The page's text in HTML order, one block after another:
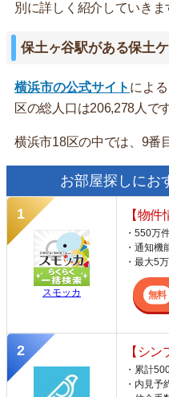
別に詳しく紹介していきま
保土ヶ谷駅がある保土
横浜市の公式サイト によ
区の総人口は206,278人です
横浜市18区の中では、9番
お部屋探しにお
スモッカ
【物件
・550万
・通知機
・最大5
【シン
・累計
・内見予